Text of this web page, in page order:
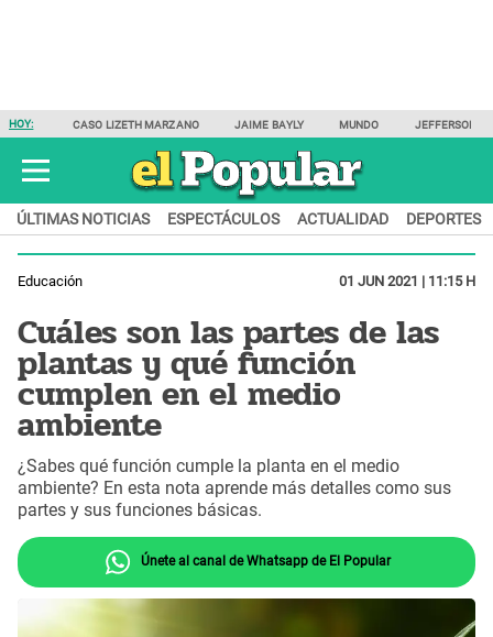
HOY: CASO LIZETH MARZANO JAIME BAYLY MUNDO JEFFERSON
ÚLTIMAS NOTICIAS ESPECTÁCULOS ACTUALIDAD DEPORTES
Educación 01 JUN 2021 | 11:15 H
Cuáles son las partes de las
plantas y qué función
cumplen en el medio
ambiente
¿Sabes qué función cumple la planta en el medio
ambiente? En esta nota aprende más detalles como sus
partes y sus funciones básicas.
Únete al canal de Whatsapp de El Popular